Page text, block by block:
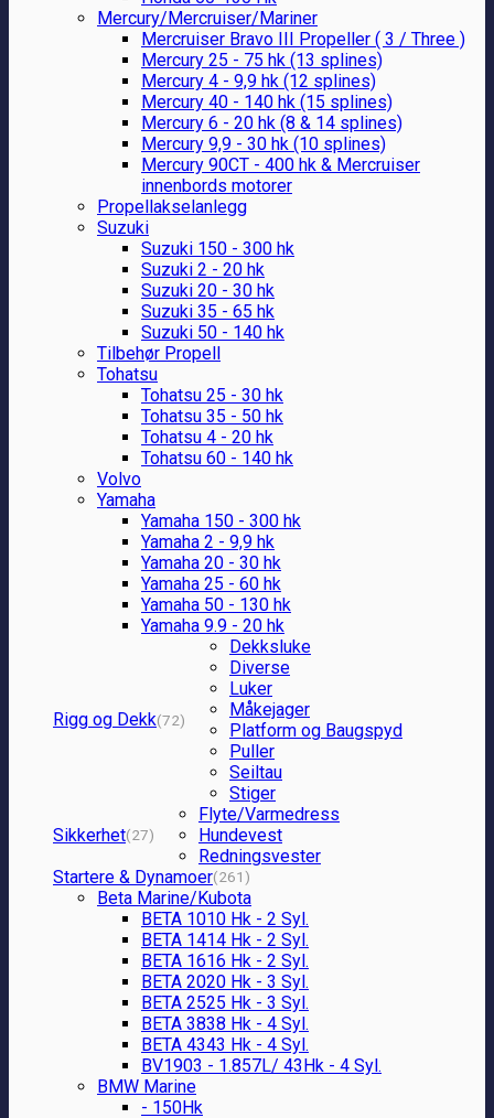
Mercury/Mercruiser/Mariner
Mercruiser Bravo III Propeller ( 3 / Three )
Mercury 25 - 75 hk (13 splines)
Mercury 4 - 9,9 hk (12 splines)
Mercury 40 - 140 hk (15 splines)
Mercury 6 - 20 hk (8 & 14 splines)
Mercury 9,9 - 30 hk (10 splines)
Mercury 90CT - 400 hk & Mercruiser
innenbords motorer
Propellakselanlegg
Suzuki
Suzuki 150 - 300 hk
Suzuki 2 - 20 hk
Suzuki 20 - 30 hk
Suzuki 35 - 65 hk
Suzuki 50 - 140 hk
Tilbehør Propell
Tohatsu
Tohatsu 25 - 30 hk
Tohatsu 35 - 50 hk
Tohatsu 4 - 20 hk
Tohatsu 60 - 140 hk
Volvo
Yamaha
Yamaha 150 - 300 hk
Yamaha 2 - 9,9 hk
Yamaha 20 - 30 hk
Yamaha 25 - 60 hk
Yamaha 50 - 130 hk
Yamaha 9.9 - 20 hk
Rigg og Dekk(72)
Dekksluke
Diverse
Luker
Måkejager
Platform og Baugspyd
Puller
Seiltau
Stiger
Sikkerhet(27)
Flyte/Varmedress
Hundevest
Redningsvester
Startere & Dynamoer(261)
Beta Marine/Kubota
BETA 1010 Hk - 2 Syl.
BETA 1414 Hk - 2 Syl.
BETA 1616 Hk - 2 Syl.
BETA 2020 Hk - 3 Syl.
BETA 2525 Hk - 3 Syl.
BETA 3838 Hk - 4 Syl.
BETA 4343 Hk - 4 Syl.
BV1903 - 1.857L/ 43Hk - 4 Syl.
BMW Marine
- 150Hk